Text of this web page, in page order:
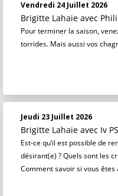
Vendredi 24 Juillet 2026
Brigitte Lahaie avec
Pour terminer la saison,
torrides. Mais aussi vos
Jeudi 23 Juillet 2026
Brigitte Lahaie avec Iv
Est-ce qu’il est possible de
désirant(e) ? Quels sont les
Comment savoir si vous êtes